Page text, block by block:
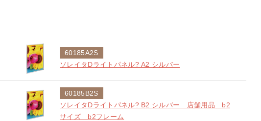
60185A2S
ソレイタDライトパネル? A2 シルバー
60185B2S
ソレイタDライトパネル? B2 シルバー 店舗用品 b2
サイズ b2フレーム